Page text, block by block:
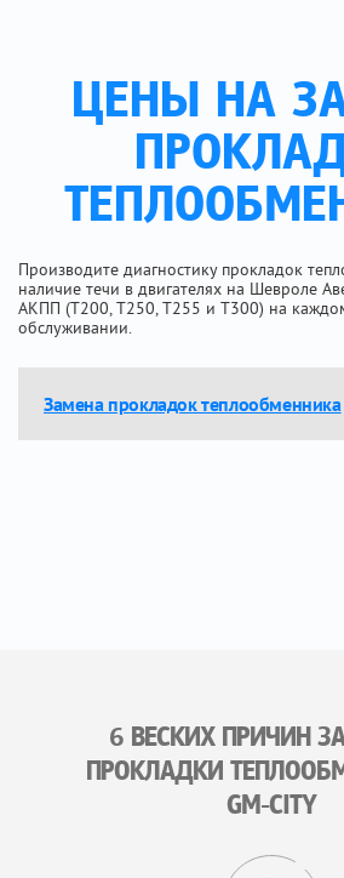
ЦЕНЫ НА
Производите диагностику прокладок
наличие течи в двигателях на Шевроле
АКПП (Т200, Т250, Т255 и Т300) на
обслуживании.
Замена прокладок теплообменника
6 ВЕСКИХ ПРИЧИН
ПРОКЛАДКИ
GM-CITY